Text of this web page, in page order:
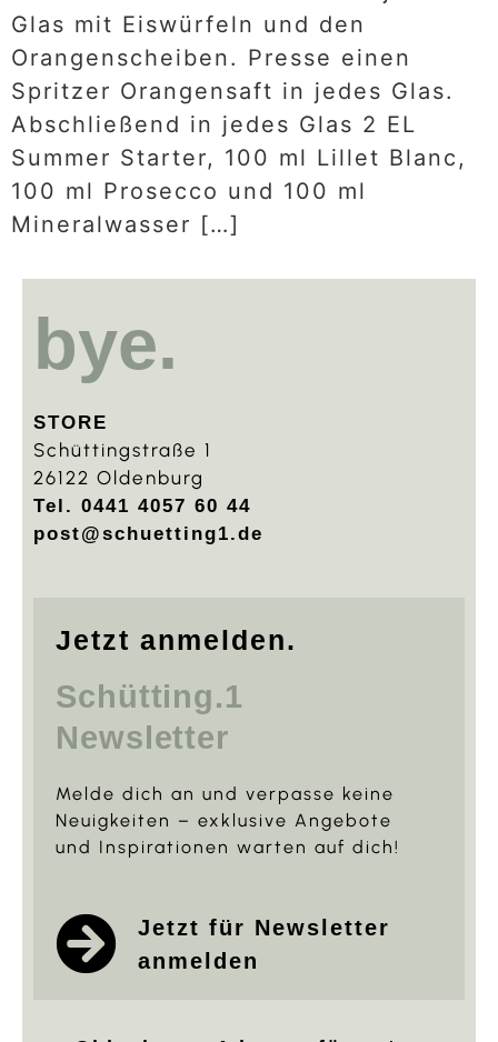
Glas mit Eiswürfeln und den
Orangenscheiben. Presse einen
Spritzer Orangensaft in jedes Glas.
Abschließend in jedes Glas 2 EL
Summer Starter, 100 ml Lillet Blanc,
100 ml Prosecco und 100 ml
Mineralwasser […]
bye.
STORE
Schüttingstraße 1
26122 Oldenburg
Tel. 0441 4057 60 44
post@schuetting1.de
Jetzt anmelden.
Schütting.1
Newsletter
Melde dich an und verpasse keine
Neuigkeiten – exklusive Angebote
und Inspirationen warten auf dich!
Jetzt für Newsletter
anmelden